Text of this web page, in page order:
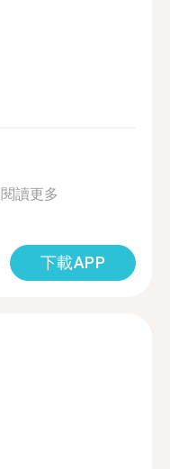
閱讀更多
下載APP